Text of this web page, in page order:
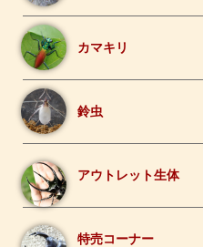
カマキリ
鈴虫
アウトレット生体
特売コーナー